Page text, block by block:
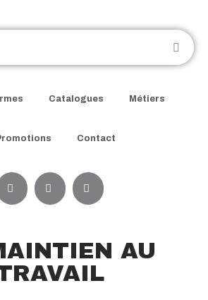
Catalogues Métiers
Contact
AU